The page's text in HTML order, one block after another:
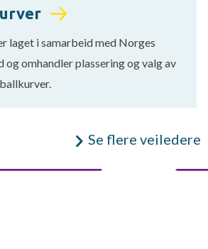
laget i samarbeid med Norges
omhandler plassering og valg av
Se flere veiledere